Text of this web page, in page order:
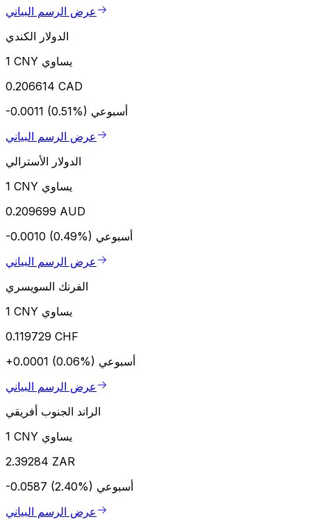
عرض الرسم البياني
الدولار الكندي
1 CNY يساوي
0.206614 CAD
-0.0011 (0.51%) أسبوعي
عرض الرسم البياني
الدولار الأسترالي
1 CNY يساوي
0.209699 AUD
-0.0010 (0.49%) أسبوعي
عرض الرسم البياني
الفرنك السويسري
1 CNY يساوي
0.119729 CHF
+0.0001 (0.06%) أسبوعي
عرض الرسم البياني
الراند الجنوب أفريقي
1 CNY يساوي
2.39284 ZAR
-0.0587 (2.40%) أسبوعي
عرض الرسم البياني